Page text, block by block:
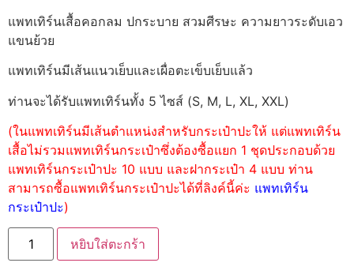
แพทเทิร์นเสื้อคอกลม ปกระบาย สวมศีรษะ ความยาวระดับเอว
แขนย้วย
แพทเทิร์นมีเส้นแนวเย็บและเผื่อตะเข็บเย็บแล้ว
ท่านจะได้รับแพทเทิร์นทั้ง 5 ไซส์ (S, M, L, XL, XXL)
(ในแพทเทิร์นมีเส้นตำแหน่งสำหรับกระเป๋าปะให้ แต่แพทเทิร์น
เสื้อไม่รวมแพทเทิร์นกระเป๋าซึ่งต้องซื้อแยก 1 ชุดประกอบด้วย
แพทเทิร์นกระเป๋าปะ 10 แบบ และฝากระเป๋า 4 แบบ ท่าน
สามารถซื้อแพทเทิร์นกระเป๋าปะได้ที่ลิงค์นี้ค่ะ แพทเทิร์น
กระเป๋าปะ)
หยิบใส่ตะกร้า